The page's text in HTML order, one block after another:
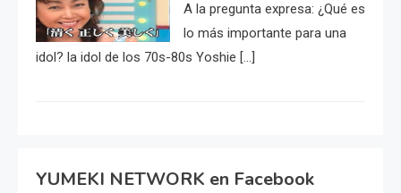
A la pregunta expresa: ¿Qué es
lo más importante para una
idol? la idol de los 70s-80s Yoshie […]
YUMEKI NETWORK en Facebook